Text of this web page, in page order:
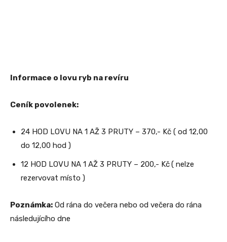
Informace o lovu ryb na revíru
Ceník povolenek:
24 HOD LOVU NA 1 AŽ 3 PRUTY – 370,- Kč ( od 12,00
do 12,00 hod )
12 HOD LOVU NA 1 AŽ 3 PRUTY – 200,- Kč( nelze
rezervovat místo )
Poznámka: Od rána do večera nebo od večera do rána
následujícího dne